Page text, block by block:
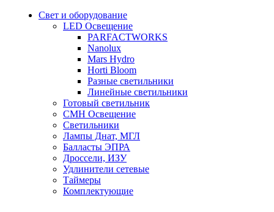
Свет и оборудование
LED Освещение
PARFACTWORKS
Nanolux
Mars Hydro
Horti Bloom
Разные светильники
Линейные светильники
Готовый светильник
CMH Освещение
Светильники
Лампы Днат, МГЛ
Балласты ЭПРА
Дроссели, ИЗУ
Удлинители сетевые
Таймеры
Комплектующие